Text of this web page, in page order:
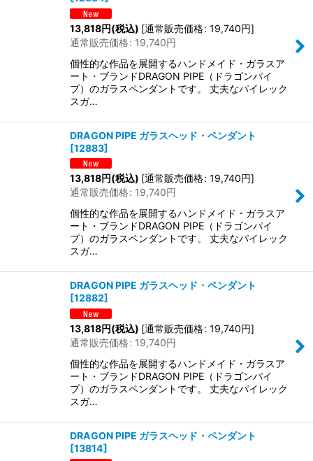
13,818円(税込) [通常販売価格: 19,740円]
通常販売価格: 19,740円
個性的な作品を展開するハンドメイド・ガラスア
ート・ブランドDRAGON PIPE（ドラゴンパイ
プ）のガラスペンダントです。 丈夫なパイレック
スガ…
DRAGON PIPE ガラスヘッド・ペンダント
[12883]
13,818円(税込) [通常販売価格: 19,740円]
通常販売価格: 19,740円
個性的な作品を展開するハンドメイド・ガラスア
ート・ブランドDRAGON PIPE（ドラゴンパイ
プ）のガラスペンダントです。 丈夫なパイレック
スガ…
DRAGON PIPE ガラスヘッド・ペンダント
[12882]
13,818円(税込) [通常販売価格: 19,740円]
通常販売価格: 19,740円
個性的な作品を展開するハンドメイド・ガラスア
ート・ブランドDRAGON PIPE（ドラゴンパイ
プ）のガラスペンダントです。 丈夫なパイレック
スガ…
DRAGON PIPE ガラスヘッド・ペンダント
[13814]